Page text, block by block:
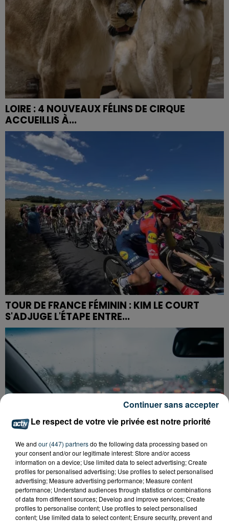
LOIRE : 4 NOUVEAUX FÉLINS DE CIRQUE
ACCUEILLIS À...
TOUR DE FRANCE FÉMININ : KIM LE COURT
S'ADJUGE L'ÉTAPE ENTRE...
POURQUOI LA CIRCULATION EST PERTURBÉE
TOUTE LA JOURNÉE SUR L'A47 ?
Le respect de votre vie privée est notre priorité
We and our (447) partnersdo the following data processing based on
your consent and/or our legitimate interest: Store and/or access
information on a device; Use limited data to select advertising; Create
profiles for personalised advertising; Use profiles to select personalised
advertising; Measure advertising performance; Measure content
performance; Understand audiences through statistics or combinations
of data from different sources; Develop and improve services; Create
profiles to personalise content; Use profiles to select personalised
content; Use limited data to select content; Ensure security, prevent and
Continuer sans accepter